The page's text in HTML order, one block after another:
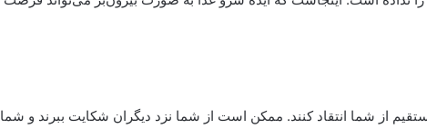
از شما انتقاد کنند. ممکن است از شما نزد دیگران شکایت ببرند و شما